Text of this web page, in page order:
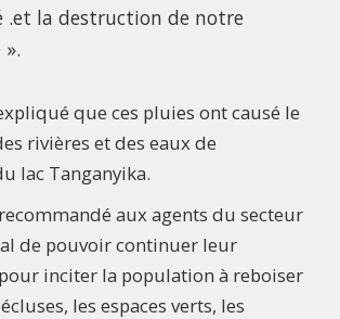
.et la destruction de notre
que ces pluies ont causé le
rivières et des eaux de
lac Tanganyika.
aux agents du secteur
de pouvoir continuer leur
inciter la population à reboiser
les espaces verts, les